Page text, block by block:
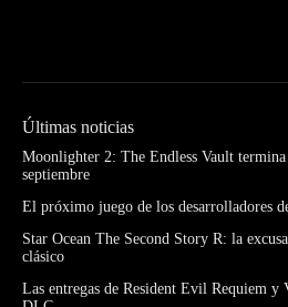
Últimas noticias
Moonlighter 2: The Endless Vault termina
septiembre
El próximo juego de los desarrolladores
Star Ocean The Second Story R: la
clásico
Las entregas de Resident Evil Requiem y